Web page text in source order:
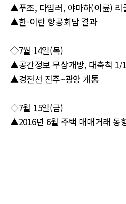
▲푸조, 다임러, 야마하(이륜) 리
▲한-이란 항공회담 결과
◇7월 14일(목)
▲공간정보 무상개방, 대축척 1/
▲경전선 진주~광양 개통
◇7월 15일(금)
▲2016년 6월 주택 매매거래 동